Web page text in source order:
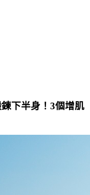
下半身！3個增肌